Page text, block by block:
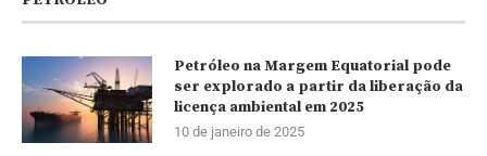
Petróleo na Margem Equatorial pode
ser explorado a partir da liberação da
licença ambiental em 2025
10 de janeiro de 2025